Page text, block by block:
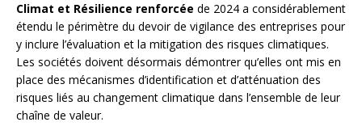
Climat et Résilience renforcée de 2024 a considérablement
étendu le périmètre du devoir de vigilance des entreprises pour
y inclure l’évaluation et la mitigation des risques climatiques.
Les sociétés doivent désormais démontrer qu’elles ont mis en
place des mécanismes d’identification et d’atténuation des
risques liés au changement climatique dans l’ensemble de leur
chaîne de valeur.